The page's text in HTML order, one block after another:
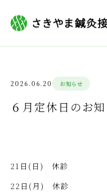
2026.06.20 お知らせ
６月定休日のお
21日(日) 休診
22日(月) 休診